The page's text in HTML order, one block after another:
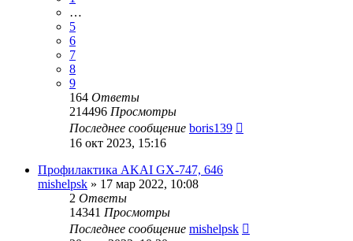
…
5
6
7
8
9
164 Ответы
214496 Просмотры
Последнее сообщение boris139
16 окт 2023, 15:16
Профилактика AKAI GX-747, 646
mishelpsk » 17 мар 2022, 10:08
2 Ответы
14341 Просмотры
Последнее сообщение mishelpsk